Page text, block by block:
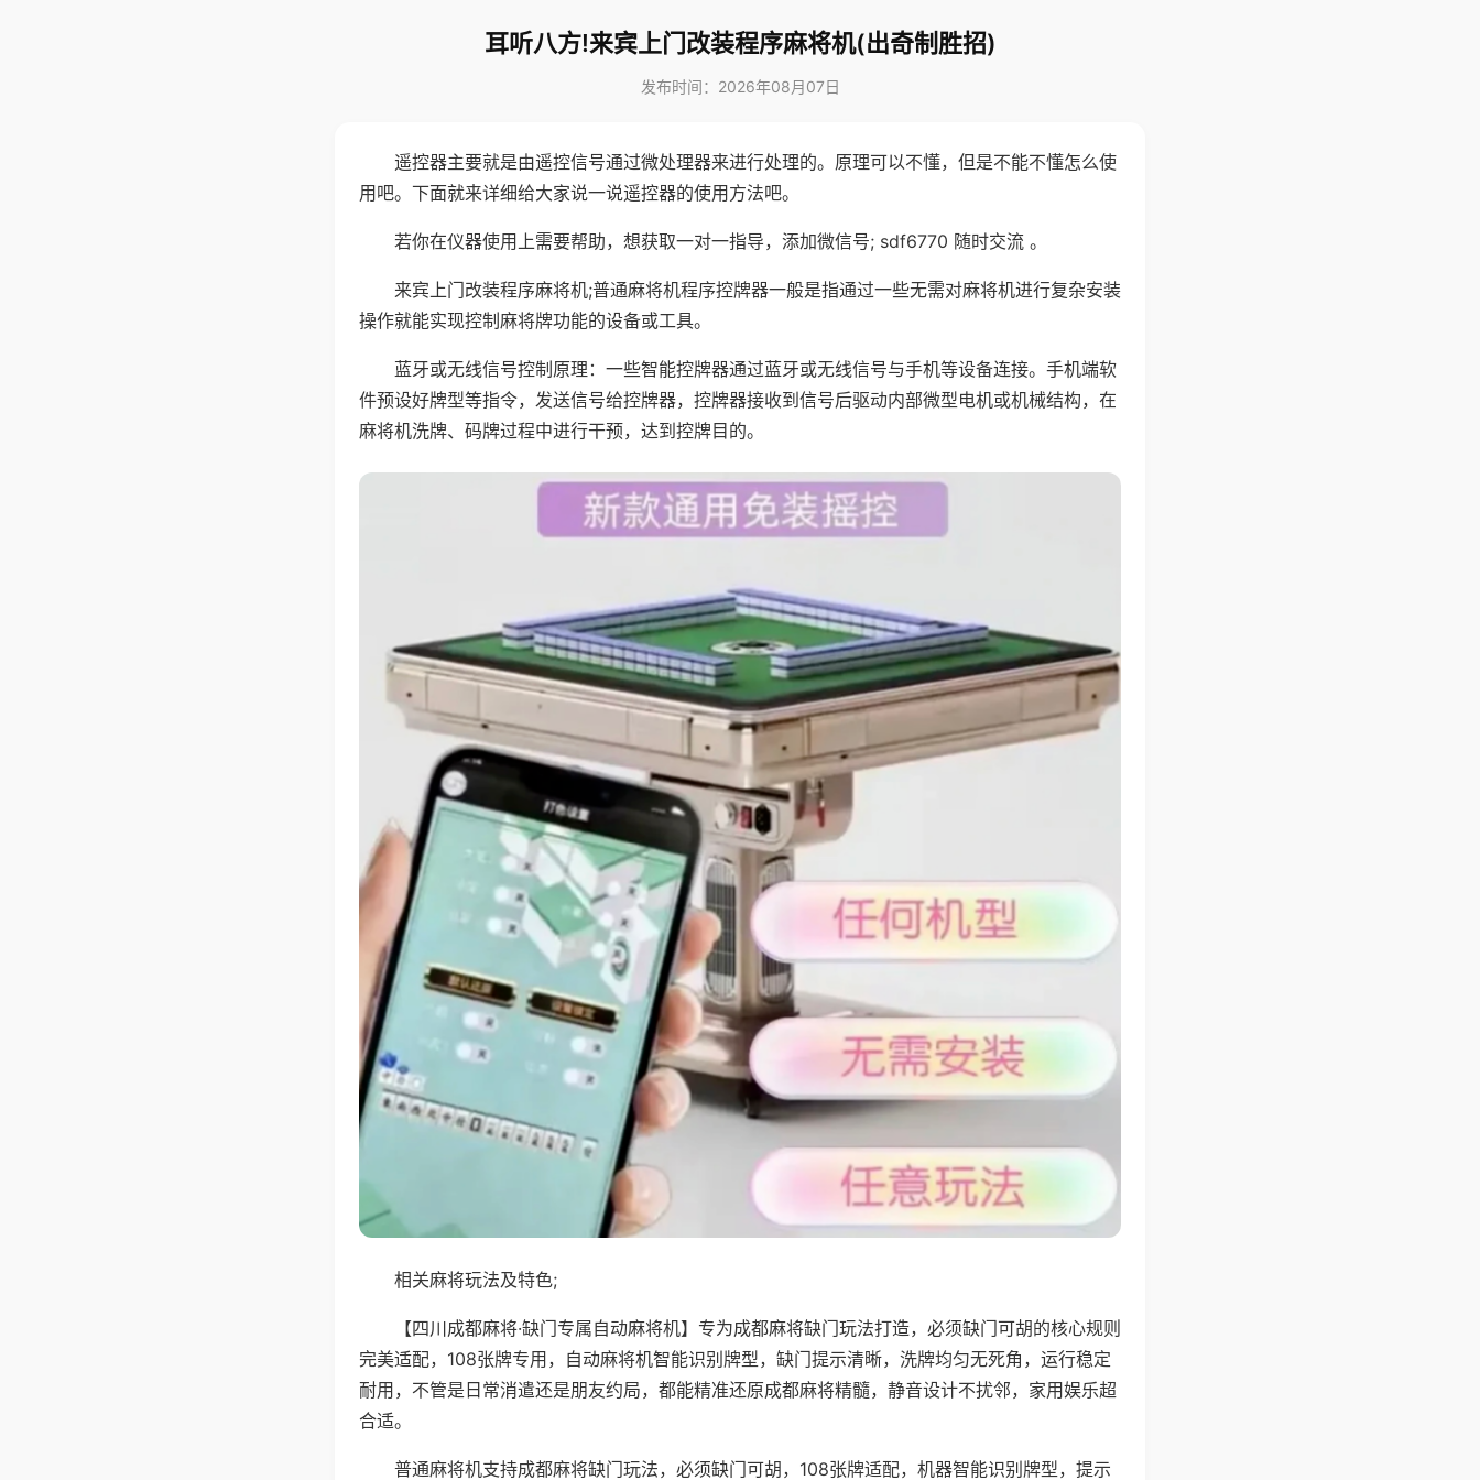
耳听八方!来宾上门改装程序麻将机(出奇制胜招)
发布时间：2026年08月07日
遥控器主要就是由遥控信号通过微处理器来进行处理的。原理可以不懂，但是不能不懂怎么使
用吧。下面就来详细给大家说一说遥控器的使用方法吧。
若你在仪器使用上需要帮助，想获取一对一指导，添加微信号; sdf6770 随时交流 。
来宾上门改装程序麻将机;普通麻将机程序控牌器一般是指通过一些无需对麻将机进行复杂安装
操作就能实现控制麻将牌功能的设备或工具。
蓝牙或无线信号控制原理：一些智能控牌器通过蓝牙或无线信号与手机等设备连接。手机端软
件预设好牌型等指令，发送信号给控牌器，控牌器接收到信号后驱动内部微型电机或机械结构，在
麻将机洗牌、码牌过程中进行干预，达到控牌目的。
相关麻将玩法及特色;
【四川成都麻将·缺门专属自动麻将机】专为成都麻将缺门玩法打造，必须缺门可胡的核心规则
完美适配，108张牌专用，自动麻将机智能识别牌型，缺门提示清晰，洗牌均匀无死角，运行稳定
耐用，不管是日常消遣还是朋友约局，都能精准还原成都麻将精髓，静音设计不扰邻，家用娱乐超
合适。
普通麻将机支持成都麻将缺门玩法，必须缺门可胡，108张牌适配，机器智能识别牌型，提示